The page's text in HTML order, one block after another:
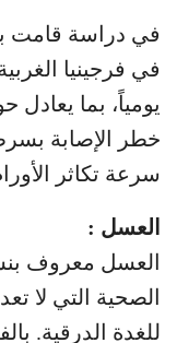
في دراسة قامت
خطر الإصابة
سرعة تكاثر
العسل :
العسل معروف
الصحية التي لا
للغدة الدرقية.